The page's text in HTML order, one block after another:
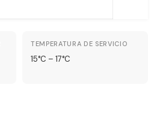
TEMPERATURA DE SERVICIO
15°C – 17°C